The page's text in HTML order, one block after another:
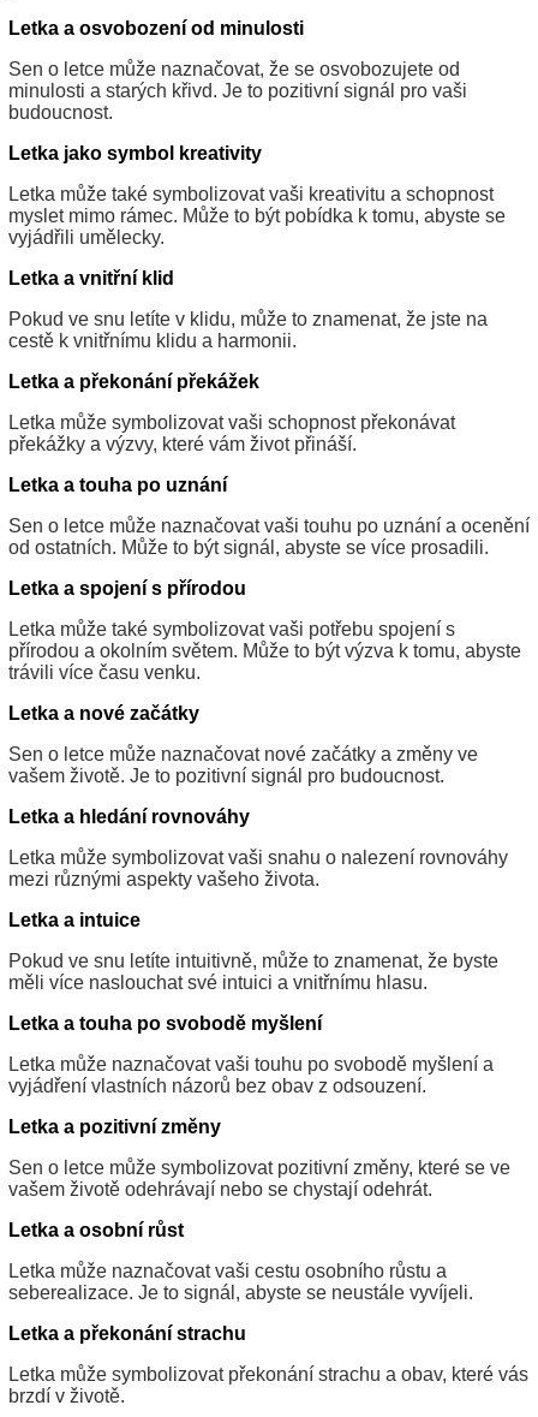
Letka a osvobození od minulosti
Sen o letce může naznačovat, že se osvobozujete od
minulosti a starých křivd. Je to pozitivní signál pro vaši
budoucnost.
Letka jako symbol kreativity
Letka může také symbolizovat vaši kreativitu a schopnost
myslet mimo rámec. Může to být pobídka k tomu, abyste se
vyjádřili umělecky.
Letka a vnitřní klid
Pokud ve snu letíte v klidu, může to znamenat, že jste na
cestě k vnitřnímu klidu a harmonii.
Letka a překonání překážek
Letka může symbolizovat vaši schopnost překonávat
překážky a výzvy, které vám život přináší.
Letka a touha po uznání
Sen o letce může naznačovat vaši touhu po uznání a ocenění
od ostatních. Může to být signál, abyste se více prosadili.
Letka a spojení s přírodou
Letka může také symbolizovat vaši potřebu spojení s
přírodou a okolním světem. Může to být výzva k tomu, abyste
trávili více času venku.
Letka a nové začátky
Sen o letce může naznačovat nové začátky a změny ve
vašem životě. Je to pozitivní signál pro budoucnost.
Letka a hledání rovnováhy
Letka může symbolizovat vaši snahu o nalezení rovnováhy
mezi různými aspekty vašeho života.
Letka a intuice
Pokud ve snu letíte intuitivně, může to znamenat, že byste
měli více naslouchat své intuici a vnitřnímu hlasu.
Letka a touha po svobodě myšlení
Letka může naznačovat vaši touhu po svobodě myšlení a
vyjádření vlastních názorů bez obav z odsouzení.
Letka a pozitivní změny
Sen o letce může symbolizovat pozitivní změny, které se ve
vašem životě odehrávají nebo se chystají odehrát.
Letka a osobní růst
Letka může naznačovat vaši cestu osobního růstu a
seberealizace. Je to signál, abyste se neustále vyvíjeli.
Letka a překonání strachu
Letka může symbolizovat překonání strachu a obav, které vás
brzdí v životě.